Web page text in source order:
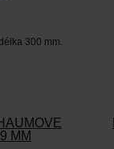
300 mm.
MM